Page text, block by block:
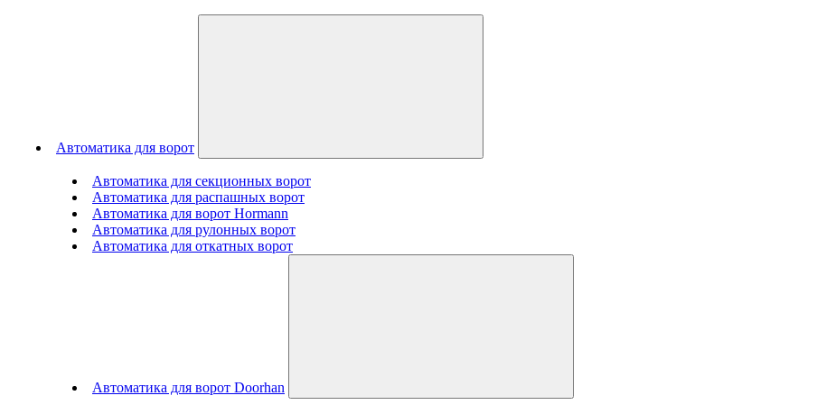
Автоматика для ворот
Автоматика для секционных ворот
Автоматика для распашных ворот
Автоматика для ворот Hormann
Автоматика для рулонных ворот
Автоматика для откатных ворот
Автоматика для ворот Doorhan